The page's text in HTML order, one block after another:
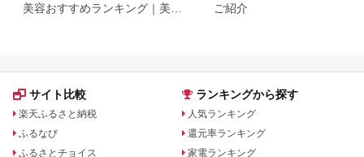
美容おすすめランキング｜美容
ご紹介
サイト比較
楽天ふるさと納税
ふるなび
ふるさとチョイス
ランキングから探す
人気ランキング
還元率ランキング
家電ランキング